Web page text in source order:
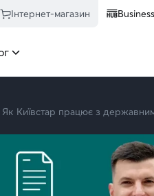
Інтернет-магазин
Як Київстар працює з
інтерв’ю з Павлом